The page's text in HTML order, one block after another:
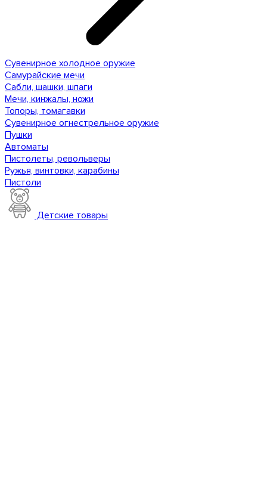
Сувенирное холодное оружие
Самурайские мечи
Сабли, шашки, шпаги
Мечи, кинжалы, ножи
Топоры, томагавки
Сувенирное огнестрельное оружие
Пушки
Автоматы
Пистолеты, револьверы
Ружья, винтовки, карабины
Пистоли
Детские товары